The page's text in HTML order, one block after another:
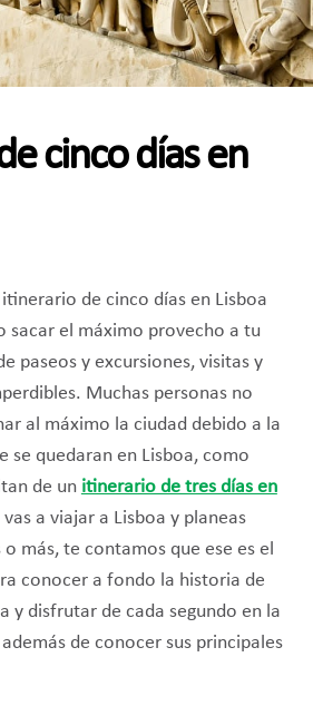
cinco días en
de cinco días en Lisboa
sacar el máximo provecho a tu
paseos y excursiones, visitas y
Muchas personas no
al máximo la ciudad debido a la
se quedaran en Lisboa, como
de un itinerario de tres días en
a viajar a Lisboa y planeas
más, te contamos que ese es el
conocer a fondo la historia de
y disfrutar de cada segundo en la
de conocer sus principales